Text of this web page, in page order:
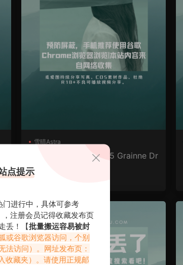
雪晴Astra
雪晴Astra 自撮りVol.15 Grainne Dr
aser 女仆作品在线看
COS在线
点提示
进行中，具体可参考
，注册会员记得收藏发布页
丢！【批量搬运容易被封
或谷歌浏览器访问，个别
法访问）。网址发布页：
收藏夹）。请使用正规邮